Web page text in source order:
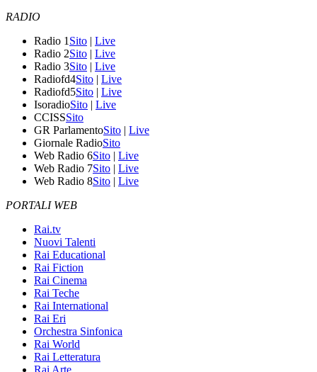
RADIO
Radio 1 Sito | Live
Radio 2Sito | Live
Radio 3Sito | Live
Radiofd4Sito | Live
Radiofd5Sito | Live
IsoradioSito | Live
CCISSSito
GR ParlamentoSito | Live
Giornale RadioSito
Web Radio 6Sito | Live
Web Radio 7Sito | Live
Web Radio 8Sito | Live
PORTALI WEB
Rai.tv
Nuovi Talenti
Rai Educational
Rai Fiction
Rai Cinema
Rai Teche
Rai International
Rai Eri
Orchestra Sinfonica
Rai World
Rai Letteratura
Rai Arte